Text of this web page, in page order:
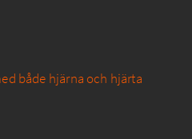
både hjärna och hjärta